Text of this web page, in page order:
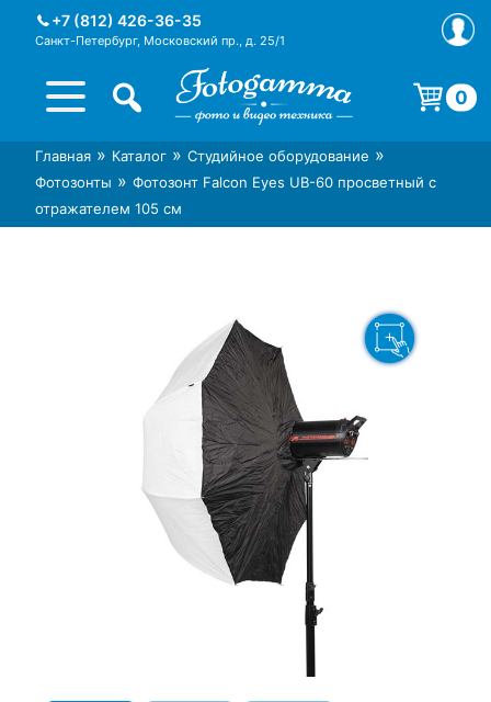
+7 (812) 426-36-35
Санкт-Петербург, Московский пр., д. 25/1
Интернет-магазин фототехники
Foto-Gamma в СПб
Магазин фотоаксессуаров foto-
gamma.ru
0
Корзина пуста.
Главная » Каталог » Студийное оборудование »
Фотозонты » Фотозонт Falcon Eyes UB-60 просветный с
отражателем 105 см